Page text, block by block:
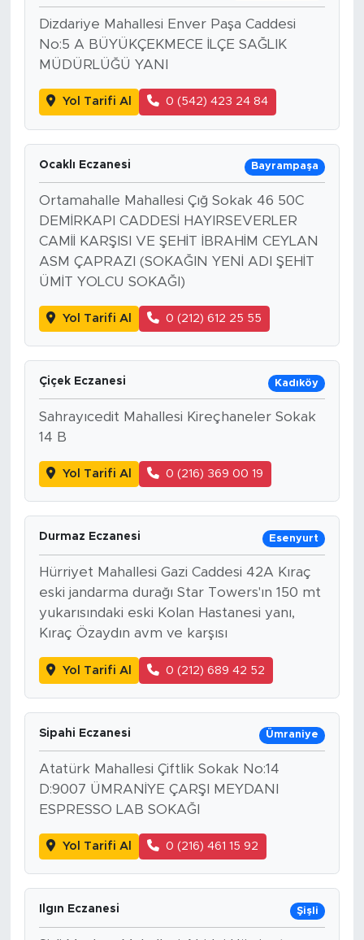
Dizdariye Mahallesi Enver Paşa Caddesi
No:5 A BÜYÜKÇEKMECE İLÇE SAĞLIK
MÜDÜRLÜĞÜ YANI
Yol Tarifi Al 0 (542) 423 24 84
Ocaklı Eczanesi Bayrampaşa
Ortamahalle Mahallesi Çığ Sokak 46 50C
DEMİRKAPI CADDESİ HAYIRSEVERLER
CAMİİ KARŞISI VE ŞEHİT İBRAHİM CEYLAN
ASM ÇAPRAZI (SOKAĞIN YENİ ADI ŞEHİT
ÜMİT YOLCU SOKAĞI)
Yol Tarifi Al 0 (212) 612 25 55
Çiçek Eczanesi Kadıköy
Sahrayıcedit Mahallesi Kireçhaneler Sokak
14 B
Yol Tarifi Al 0 (216) 369 00 19
Durmaz Eczanesi Esenyurt
Hürriyet Mahallesi Gazi Caddesi 42A Kıraç
eski jandarma durağı Star Towers'ın 150 mt
yukarısındaki eski Kolan Hastanesi yanı,
Kıraç Özaydın avm ve karşısı
Yol Tarifi Al 0 (212) 689 42 52
Sipahi Eczanesi Ümraniye
Atatürk Mahallesi Çiftlik Sokak No:14
D:9007 ÜMRANİYE ÇARŞI MEYDANI
ESPRESSO LAB SOKAĞI
Yol Tarifi Al 0 (216) 461 15 92
Ilgın Eczanesi Şişli